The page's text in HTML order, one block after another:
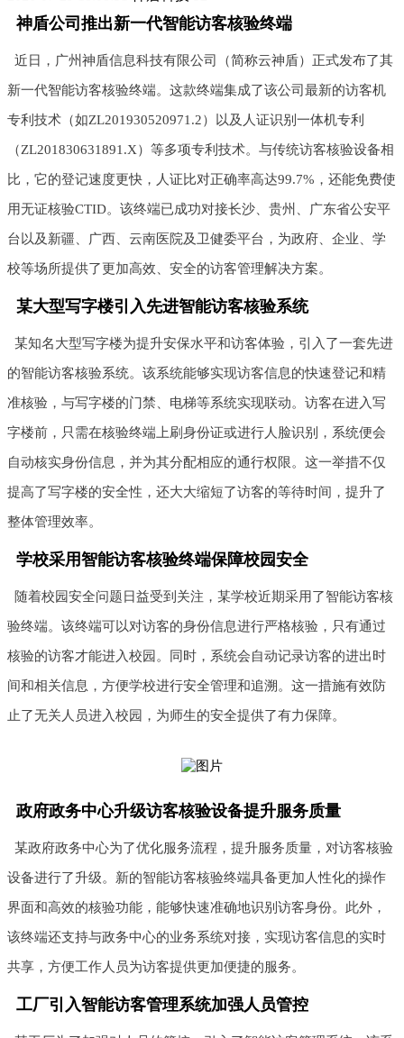
神盾公司推出新一代智能访客核验终端
近日，广州神盾信息科技有限公司（简称云神盾）正式发布了其
新一代智能访客核验终端。这款终端集成了该公司最新的访客机
专利技术（如ZL201930520971.2）以及人证识别一体机专利
（ZL201830631891.X）等多项专利技术。与传统访客核验设备相
比，它的登记速度更快，人证比对正确率高达99.7%，还能免费使
用无证核验CTID。该终端已成功对接长沙、贵州、广东省公安平
台以及新疆、广西、云南医院及卫健委平台，为政府、企业、学
校等场所提供了更加高效、安全的访客管理解决方案。
某大型写字楼引入先进智能访客核验系统
某知名大型写字楼为提升安保水平和访客体验，引入了一套先进
的智能访客核验系统。该系统能够实现访客信息的快速登记和精
准核验，与写字楼的门禁、电梯等系统实现联动。访客在进入写
字楼前，只需在核验终端上刷身份证或进行人脸识别，系统便会
自动核实身份信息，并为其分配相应的通行权限。这一举措不仅
提高了写字楼的安全性，还大大缩短了访客的等待时间，提升了
整体管理效率。
学校采用智能访客核验终端保障校园安全
随着校园安全问题日益受到关注，某学校近期采用了智能访客核
验终端。该终端可以对访客的身份信息进行严格核验，只有通过
核验的访客才能进入校园。同时，系统会自动记录访客的进出时
间和相关信息，方便学校进行安全管理和追溯。这一措施有效防
止了无关人员进入校园，为师生的安全提供了有力保障。
政府政务中心升级访客核验设备提升服务质量
某政府政务中心为了优化服务流程，提升服务质量，对访客核验
设备进行了升级。新的智能访客核验终端具备更加人性化的操作
界面和高效的核验功能，能够快速准确地识别访客身份。此外，
该终端还支持与政务中心的业务系统对接，实现访客信息的实时
共享，方便工作人员为访客提供更加便捷的服务。
工厂引入智能访客管理系统加强人员管控